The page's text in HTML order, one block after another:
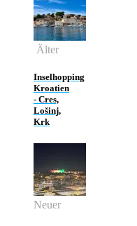
Älter
Inselhopping
Kroatien
- Cres,
Lošinj,
Krk
Neuer